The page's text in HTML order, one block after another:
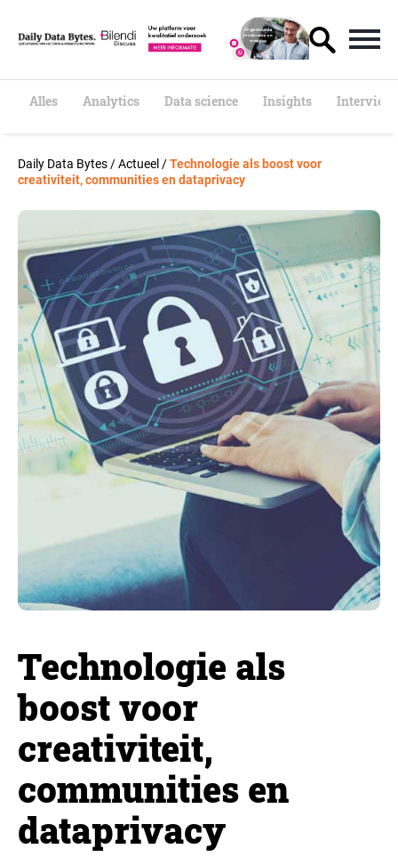
t
Alles Analytics Data science Insights
Daily Data Bytes /Actueel /Technologie als boost voor
creativiteit, communities en dataprivacy
Technologie als
boost voor
creativiteit,
communities en
dataprivacy